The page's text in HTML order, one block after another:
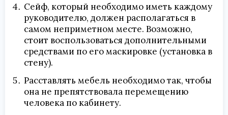
Сейф, который необходимо иметь каждому
руководителю, должен располагаться в
самом неприметном месте. Возможно,
стоит воспользоваться дополнительными
средствами по его маскировке (установка в
стену).
Расставлять мебель необходимо так, чтобы
она не препятствовала перемещению
человека по кабинету.